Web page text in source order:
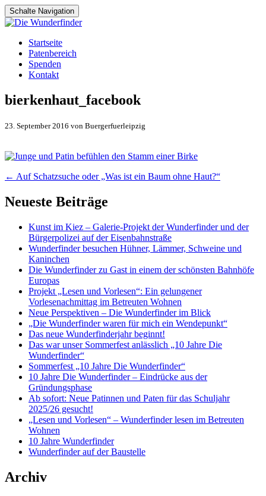
Schalte Navigation
Zum
Inhalt
springen
Startseite
Patenbereich
Spenden
Kontakt
bierkenhaut_facebook
23. September 2016 von Buergerfuerleipzig
Artikel-
Navigation
← Auf Schatzsuche oder „Was ist ein Baum ohne Haut?“
Neueste Beiträge
Kunst im Kiez – Galerie-Projekt der Wunderfinder und der
Bürgerpolizei auf der Eisenbahnstraße
Wunderfinder besuchen Hühner, Lämmer, Schweine und
Kaninchen
Die Wunderfinder zu Gast in einem der schönsten Bahnhöfe
Europas
Projekt „Lesen und Vorlesen“: Ein gelungener
Vorlesenachmittag im Betreuten Wohnen
Neue Perspektiven – Die Wunderfinder im Blick
„Die Wunderfinder waren für mich ein Wendepunkt“
Das neue Wunderfinderjahr beginnt!
Das war unser Sommerfest anlässlich „10 Jahre Die
Wunderfinder“
Sommerfest „10 Jahre Die Wunderfinder“
10 Jahre Die Wunderfinder – Eindrücke aus der
Gründungsphase
Ab sofort: Neue Patinnen und Paten für das Schuljahr
2025/26 gesucht!
„Lesen und Vorlesen“ – Wunderfinder lesen im Betreuten
Wohnen
10 Jahre Wunderfinder
Wunderfinder auf der Baustelle
Archiv